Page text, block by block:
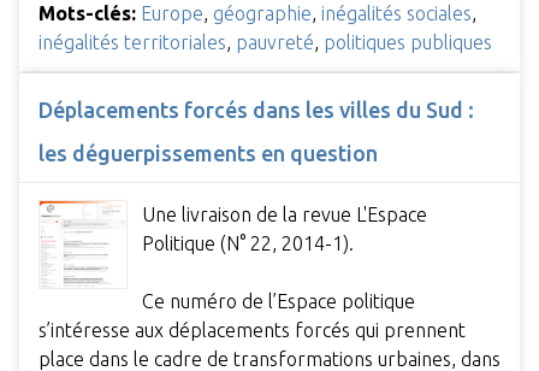
Mots-clés: Europe géographie inégalités sociales
inégalités territoriales pauvreté politiques publiques
Déplacements forcés dans les villes du Sud :
les déguerpissements en question
Une livraison de la revue L'Espace
Politique (N° 22, 2014-1).
Ce numéro de l’Espace politique
s’intéresse aux déplacements forcés qui prennent
place dans le cadre de transformations urbaines, dans